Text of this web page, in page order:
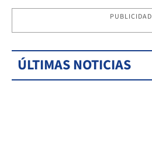
PUBLICIDAD
ÚLTIMAS NOTICIAS